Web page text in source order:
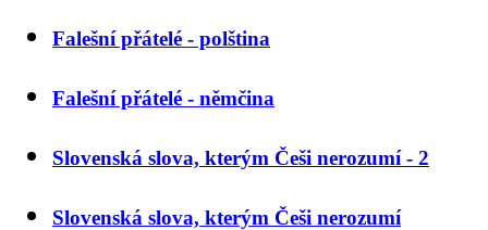
Falešní přátelé - polština
Falešní přátelé - němčina
Slovenská slova, kterým Češi nerozumí - 2
Slovenská slova, kterým Češi nerozumí